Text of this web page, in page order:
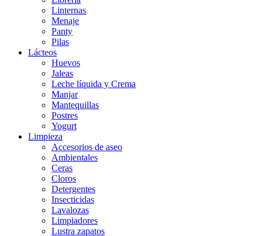
Linternas
Menaje
Panty
Pilas
Lácteos
Huevos
Jaleas
Leche líquida y Crema
Manjar
Mantequillas
Postres
Yogurt
Limpieza
Accesorios de aseo
Ambientales
Ceras
Cloros
Detergentes
Insecticidas
Lavalozas
Limpiadores
Lustra zapatos